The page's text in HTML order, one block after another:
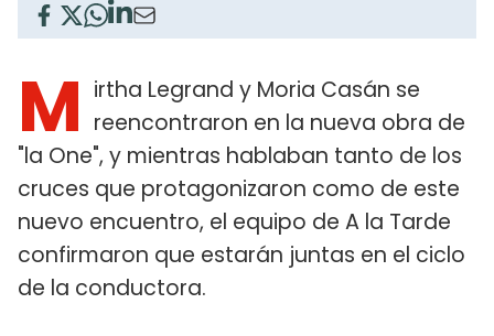
M irtha Legrand y Moria Casán se
reencontraron en la nueva obra de
"la One", y mientras hablaban tanto de los
cruces que protagonizaron como de este
nuevo encuentro, el equipo de A la Tarde
confirmaron que estarán juntas en el ciclo
de la conductora.